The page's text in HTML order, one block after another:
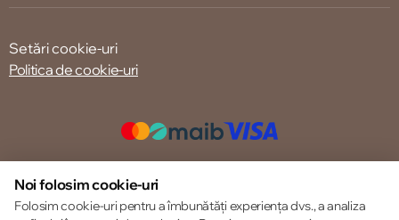
Setări cookie-uri
Politica de cookie-uri
© 2013 – 2026 ECOM
Noi folosim cookie-uri
Folosim cookie-uri pentru a îmbunătăți experiența dvs., a analiza